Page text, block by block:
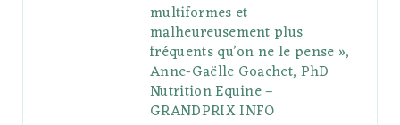
multiformes et
malheureusement plus
fréquents qu’on ne le pense »,
Anne-Gaëlle Goachet, PhD
Nutrition Equine –
GRANDPRIX INFO